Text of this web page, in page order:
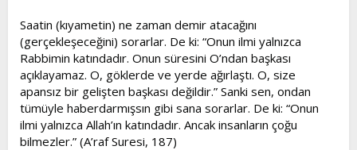
Saatin (kıyametin) ne zaman demir atacağını
(gerçekleşeceğini) sorarlar. De ki: “Onun ilmi yalnızca
Rabbimin katındadır. Onun süresini O’ndan başkası
açıklayamaz. O, göklerde ve yerde ağırlaştı. O, size
apansız bir gelişten başkası değildir.” Sanki sen, ondan
tümüyle haberdarmışsın gibi sana sorarlar. De ki: “Onun
ilmi yalnızca Allah’ın katındadır. Ancak insanların çoğu
bilmezler.” (A’raf Suresi, 187)